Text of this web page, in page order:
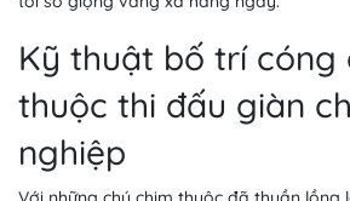
Kỹ thuật bố trí cóng
thuộc thi đấu giàn
nghiệp